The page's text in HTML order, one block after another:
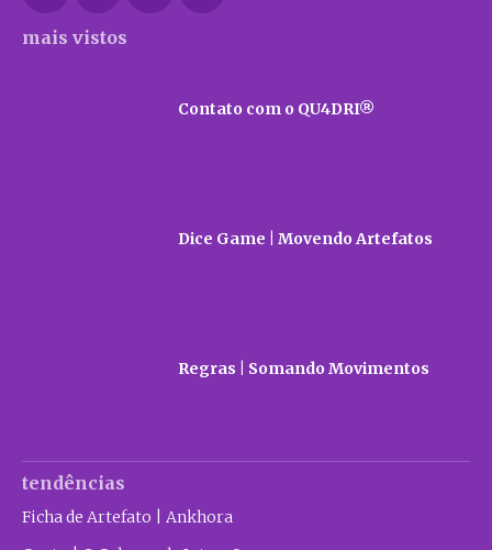
mais vistos
Contato com o QU4DRI®
Dice Game | Movendo Artefatos
Regras | Somando Movimentos
tendências
Ficha de Artefato | Ankhora